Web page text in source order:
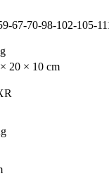
67-70-98-102-105-
20 × 10 cm